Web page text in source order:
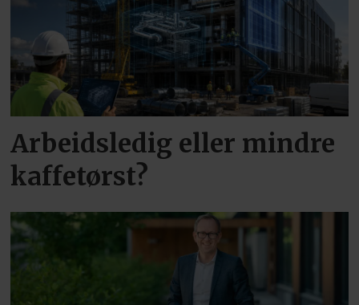
Arbeidsledig eller mindre
kaffetørst?